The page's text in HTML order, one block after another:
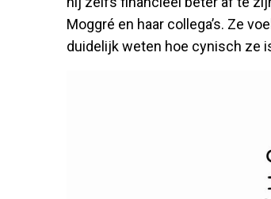
Moggré en haar collega’s. Ze
duidelijk weten hoe cynisch ze